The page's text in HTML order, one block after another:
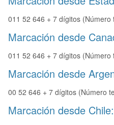
011 52 646 + 7 dígitos (Número
Marcación desde
011 52 646 + 7 dígitos (Número
Marcación desde
00 52 646 + 7 dígitos (Número
Marcación desde Chile: